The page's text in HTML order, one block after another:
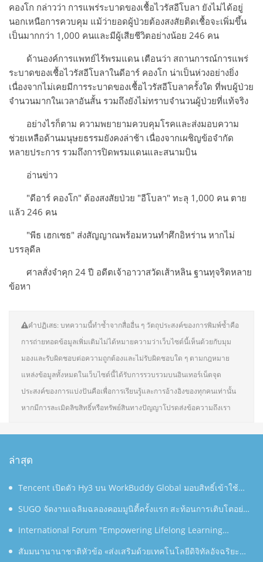
คองโก กล่าวว่า การแพร่ระบาดของเชื้อไวรัสอีโบลา ยังไม่ได้อยู่
นอกเหนือการควบคุม แม้ว่ายอดผู้ป่วยต้องสงสัยติดเชื้อจะเพิ่มขึ้น
เป็นมากกว่า 1,000 คนและมีผู้เสียชีวิตอย่างน้อย 246 คน
ด้านองค์การแพทย์ไร้พรมแดน เตือนว่า สถานการณ์การแพร่
ระบาดของเชื้อไวรัสอีโบลาในดีอาร์ คองโก น่าเป็นห่วงอย่างยิ่ง
เนื่องจากไม่เคยมีการระบาดของเชื้อไวรัสอีโบลาครั้งใด ที่พบผู้ป่วย
จำนวนมากในเวลาอันสั้น รวมถึงยังไม่ทราบจำนวนผู้ป่วยที่แท้จริง
อย่างไรก็ตาม ความพยายามควบคุมโรคและส่งมอบความ
ช่วยเหลือด้านมนุษยธรรมยังคงล่าช้า เนื่องจากเผชิญข้อจำกัด
หลายประการ รวมถึงการปิดพรมแดนและสนามบิน
อ่านข่าว
"ดีอาร์ คองโก" ต้องสงสัยป่วย "อีโบลา" ทะลุ 1,000 คน ตาย
แล้ว 246 คน
"พีธ เฮกเซธ" ส่งสัญญาณพร้อมหวนทำศึกอิหร่าน หากไม่
บรรลุดีล
ศาลสั่งจำคุก 24 ปี อดีตเจ้าอาวาสวัดเส้าหลิน ฐานทุจริตหลาย
ข้อหา
คำปฏิเสธ: บทความนี้ทำซ้ำจากสื่ออื่น ๆ วัตถุประสงค์ของการพิมพ์ซ้ำคือ
การถ่ายทอดข้อมูลเพิ่มเติมไม่ได้หมายความว่าเว็บไซต์นี้เห็นด้วยกับมุม
มองและรับผิดชอบต่อความถูกต้องและไม่รับผิดชอบใด ๆ ตามกฎหมาย
แหล่งข้อมูลทั้งหมดในเว็บไซต์นี้ได้รับการรวบรวมบนอินเทอร์เน็ตจุด
ประสงค์ของการแบ่งปันคือเพื่อการเรียนรู้และการอ้างอิงของทุกคนเท่านั้น
หากมีการละเมิดลิขสิทธิ์หรือทรัพย์สินทางปัญญาโปรดส่งข้อความถึงเรา
ล่าสุด
Tencent เปิดตัว Hy3 บน WorkBuddy Global มอบสิทธิ์เข้าใช้
งาน AI Agentic Workspace ฟรีตลอดเดือนสิงหาคม
SUGO จัดงานเฉลิมฉลองคอมมูนิตี้ครั้งแรก สะท้อนการเติบโตอย่าง
ต่อเนื่องในประเทศไทย
International Forum "Empowering Lifelong Learning
Through Digital Intelligence – Building a New Ecosystem for
สัมมนานานาชาติหัวข้อ «ส่งเสริมด้วยเทคโนโลยีดิจิทัลอัจฉริยะ